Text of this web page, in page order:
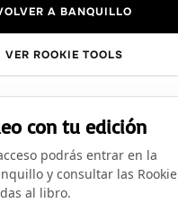
A BANQUILLO
VER ROOKIE TOOLS
con tu edición
podrás entrar en la
y consultar las Rookie
al libro.